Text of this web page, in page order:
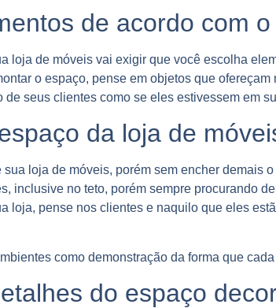
de acordo com o
loja de móveis vai exigir que você escolha
o espaço, pense em objetos que
seus clientes como se eles estivessem em
da loja de
loja de móveis, porém sem encher demais
inclusive no teto, porém sempre procurando
loja, pense nos clientes e naquilo que eles
como demonstração da forma que
do espaço